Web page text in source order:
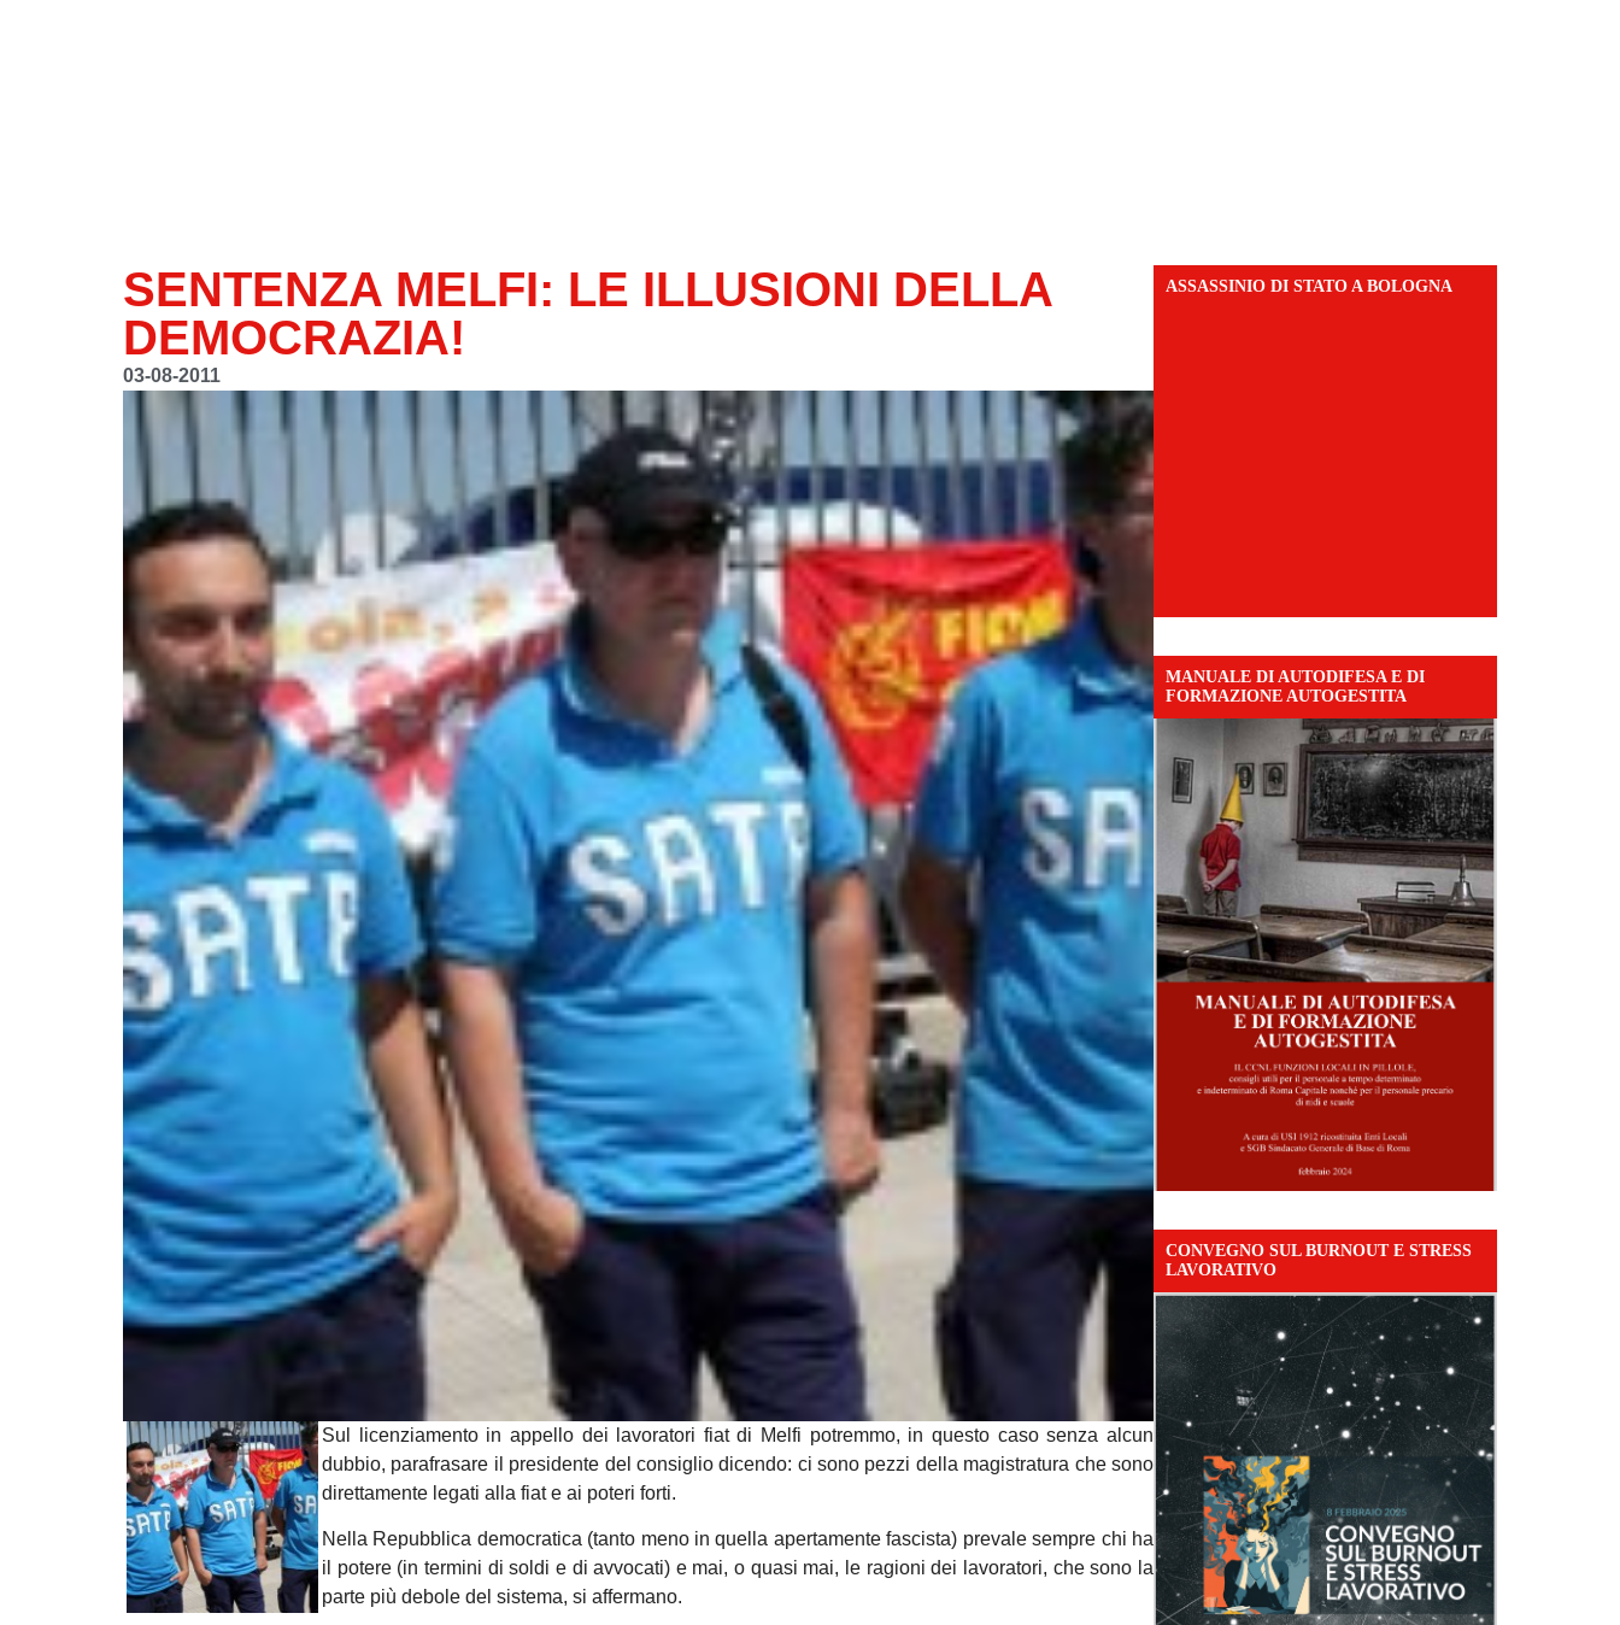
SENTENZA MELFI: LE ILLUSIONI DELLA
DEMOCRAZIA!
03-08-2011
Sul licenziamento in appello dei lavoratori fiat di Melfi potremmo, in questo caso senza alcun
dubbio, parafrasare il presidente del consiglio dicendo: ci sono pezzi della magistratura che sono
direttamente legati alla fiat e ai poteri forti.
Nella Repubblica democratica (tanto meno in quella apertamente fascista) prevale sempre chi ha
il potere (in termini di soldi e di avvocati) e mai, o quasi mai, le ragioni dei lavoratori, che sono la
parte più debole del sistema, si affermano.
ASSASSINIO DI STATO A BOLOGNA
MANUALE DI AUTODIFESA E DI
FORMAZIONE AUTOGESTITA
CONVEGNO SUL BURNOUT E STRESS
LAVORATIVO